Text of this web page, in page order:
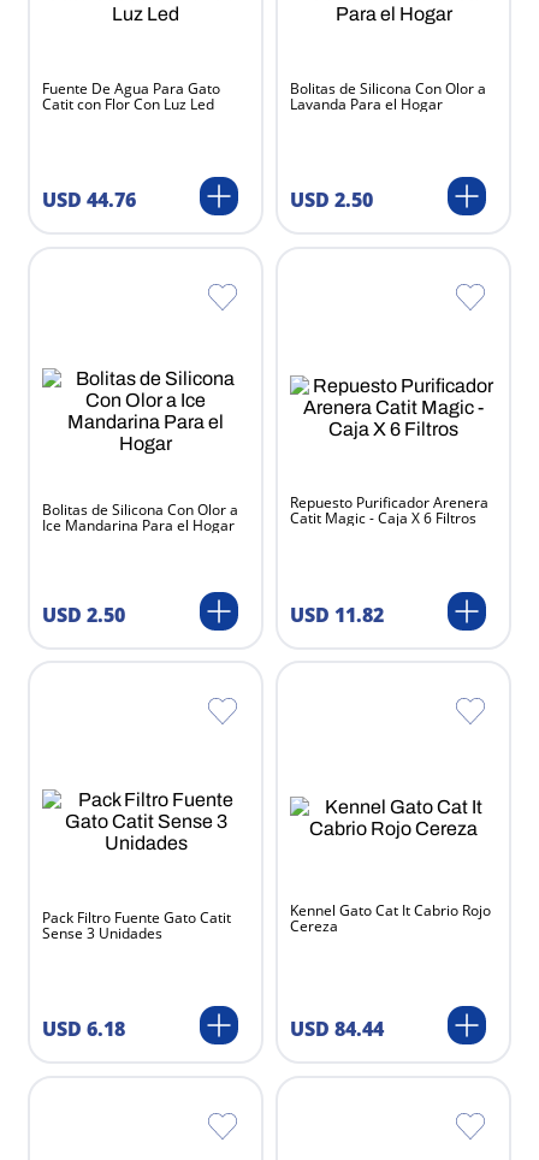
Fuente De Agua Para Gato
Catit con Flor Con Luz Led
USD 44.76
Bolitas de Silicona Con Olor a
Lavanda Para el Hogar
USD 2.50
Bolitas de Silicona Con Olor a
Ice Mandarina Para el Hogar
USD 2.50
Repuesto Purificador Arenera
Catit Magic - Caja X 6 Filtros
USD 11.82
Pack Filtro Fuente Gato Catit
Sense 3 Unidades
USD 6.18
Kennel Gato Cat It Cabrio Rojo
Cereza
USD 84.44